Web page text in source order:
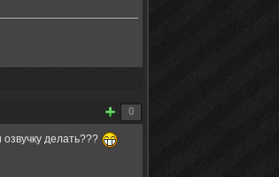
0
делать???